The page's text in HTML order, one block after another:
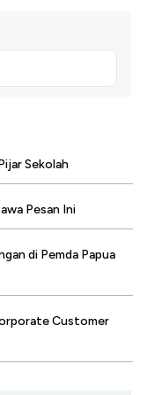
Sekolah
Pesan Ini
di Pemda Papua
Customer